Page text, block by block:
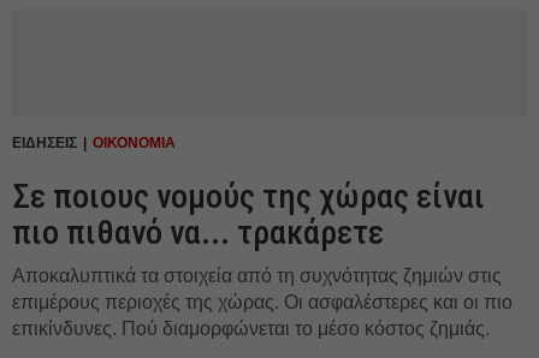
ΕΙΔΗΣΕΙΣ ΟΙΚΟΝΟΜΙΑ
Σε ποιους νομούς της χώρας είναι
πιο πιθανό να... τρακάρετε
Αποκαλυπτικά τα στοιχεία από τη συχνότητας ζημιών στις
επιμέρους περιοχές της χώρας. Οι ασφαλέστερες και οι πιο
επικίνδυνες. Πού διαμορφώνεται το μέσο κόστος ζημιάς.